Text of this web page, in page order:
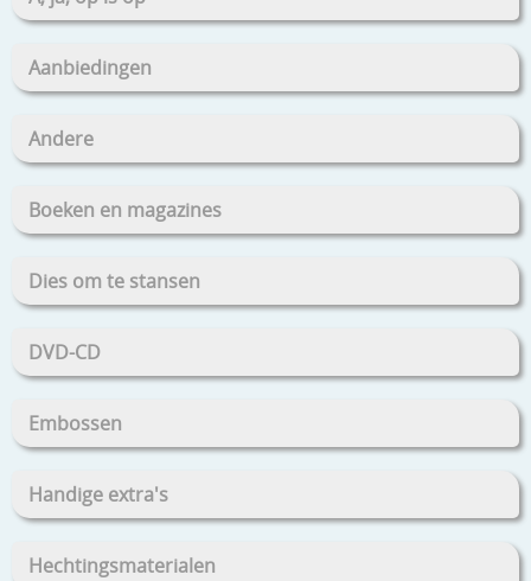
Aanbiedingen
Andere
Boeken en magazines
Dies om te stansen
DVD-CD
Embossen
Handige extra's
Hechtingsmaterialen